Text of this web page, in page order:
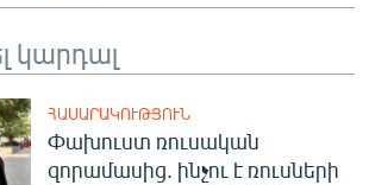
կարդալ
ՀԱՍԱՐԱԿՈՒԹՅՈՒՆ
Փախուստ ռուսական
զորամասից. ինչու է ռուսների